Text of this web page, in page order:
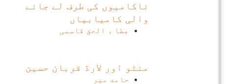
ناکامیوں کی طرف لے جانے
والی کامیابیاں
عطا ء الحق قاسمی
منٹو اور لارڈ قربان حسین
حامد میر